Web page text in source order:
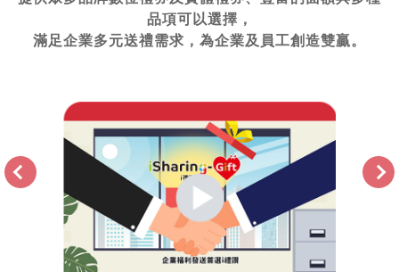
品項可以選擇，
滿足企業多元送禮需求，為企業及員工創造雙贏。